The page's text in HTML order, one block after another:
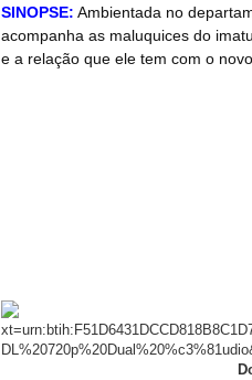
SINOPSE: Ambientada no
acompanha as maluquices do
e a relação que ele tem com o